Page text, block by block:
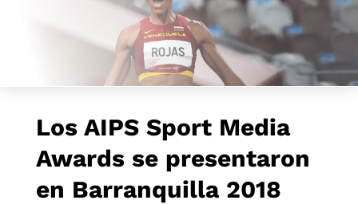
Los AIPS Sport Media
Awards se presentaron
en Barranquilla 2018